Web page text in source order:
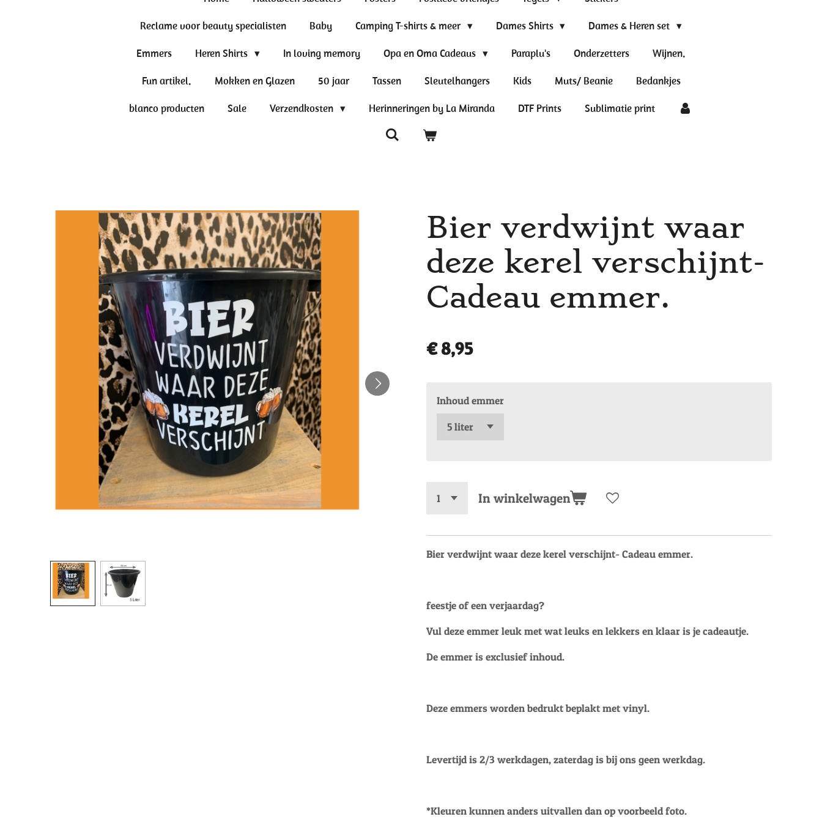
Reclame voor beauty specialisten Baby Camping T-shirts & meer Dames Shirts Dames & Heren set
Emmers Heren Shirts In loving memory Opa en Oma Cadeaus Paraplu's Onderzetters Wijnen.
Fun artikel. Mokken en Glazen 50 jaar Tassen Sleutelhangers Kids Muts/ Beanie Bedankjes
blanco producten Sale Verzendkosten Herinneringen by La Miranda DTF Prints Sublimatie print
Bier verdwijnt waar
deze kerel verschijnt-
Cadeau emmer.
€ 8,95
Inhoud emmer
In winkelwagen
Bier verdwijnt waar deze kerel verschijnt- Cadeau emmer.
feestje of een verjaardag?
Vul deze emmer leuk met wat leuks en lekkers en klaar is je cadeautje.
De emmer is exclusief inhoud.
Deze emmers worden bedrukt beplakt met vinyl.
Levertijd is 2/3 werkdagen, zaterdag is bij ons geen werkdag.
*Kleuren kunnen anders uitvallen dan op voorbeeld foto.